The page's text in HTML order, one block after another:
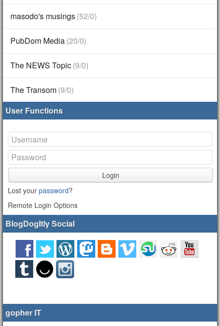
masodo's musings(52/0)
PubDom Media(20/0)
The NEWS Topic(9/0)
The Transom(9/0)
User Functions
Login
Lost your password?
Remote Login Options
BlogDogItly Social
gopher IT